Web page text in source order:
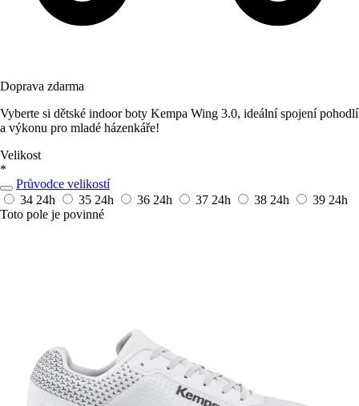
Doprava zdarma
Vyberte si dětské indoor boty Kempa Wing 3.0, ideální spojení pohodlí
a výkonu pro mladé házenkáře!
Velikost
*
Průvodce velikostí
34 24h 35 24h 36 24h 37 24h 38 24h 39 24h
Toto pole je povinné